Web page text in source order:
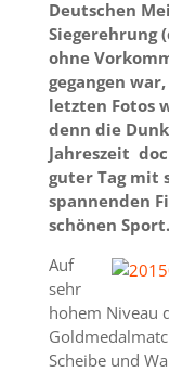
Deutschen
Siegerehrung
ohne
gegangen
letzten Fotos
denn die
Jahreszeit
guter Tag mit
spannenden
schönen Sport.
Auf
sehr
hohem Niveau
Scheibe und